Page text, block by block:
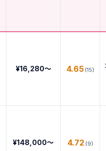
¥16,280〜 4.65 (15)
¥148,000〜 4.72 (9)